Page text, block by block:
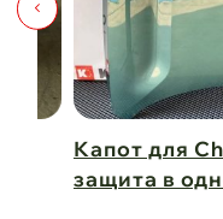
Капот для
защита в одно ...